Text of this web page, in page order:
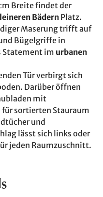
Breite findet der
BädernPlatz.
Maserung trifft auf
Bügelgriffe in
Statement im urbanen
Tür verbirgt sich
Darüber öffnen
mit
sortierten Stauraum
und
lässt sich links oder
jeden Raumzuschnitt.